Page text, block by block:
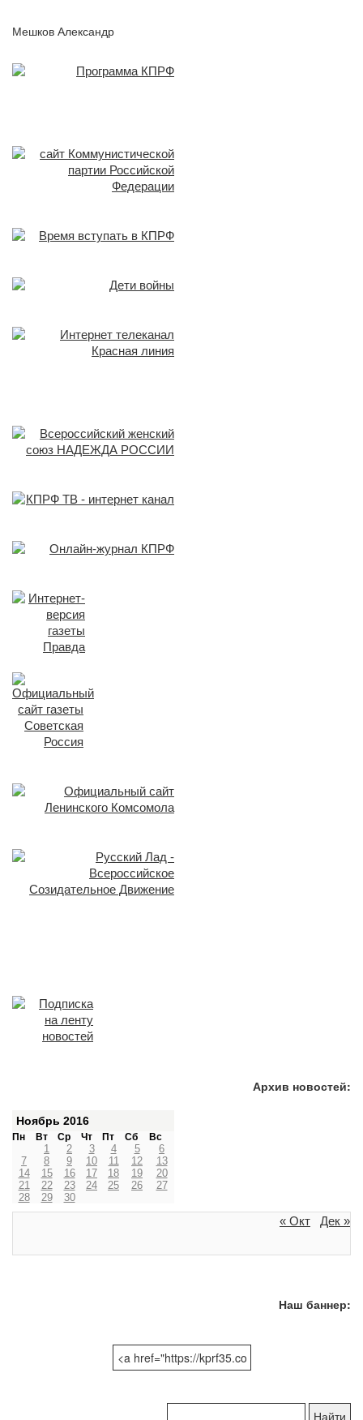
Мешков Александр
Архив новостей:
Ноябрь 2016
Пн Вт Ср Чт Пт Сб Вс
1 2 3 4 5
6
7
8 9 10 11 12
13
14
15 16 17 18 19
20
21
22 23 24 25 26
27
28
29 30
« Окт Дек »
Наш баннер: